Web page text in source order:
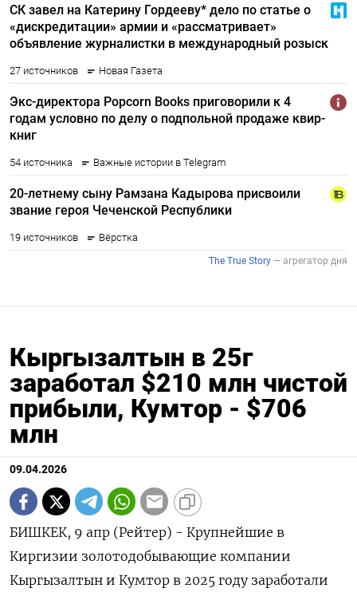
Кыргызалтын в 25г
заработал $210 млн чистой
прибыли, Кумтор - $706
млн
09.04.2026
БИШКЕК, 9 апр (Рейтер) - Крупнейшие в
Киргизии золотодобывающие компании
Кыргызалтын ‌и Кумтор в 2025 году заработали